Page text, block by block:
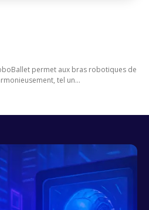
permet aux bras robotiques de
tel un...